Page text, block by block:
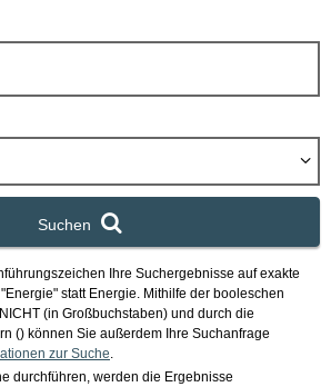
Suchen
Ihre Suchergebnisse auf exakte
statt Energie. Mithilfe der booleschen
(in Großbuchstaben) und durch die
() können Sie außerdem Ihre Suchanfrage
zur Suche
durchführen, werden die Ergebnisse